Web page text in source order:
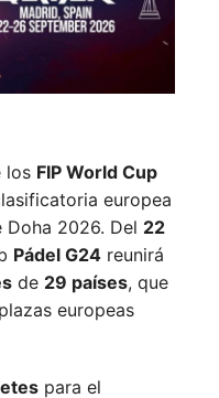
los FIP World Cup
europea
Doha 2026. Del 22
Pádel G24 reunirá
de 29 países, que
europeas
para el